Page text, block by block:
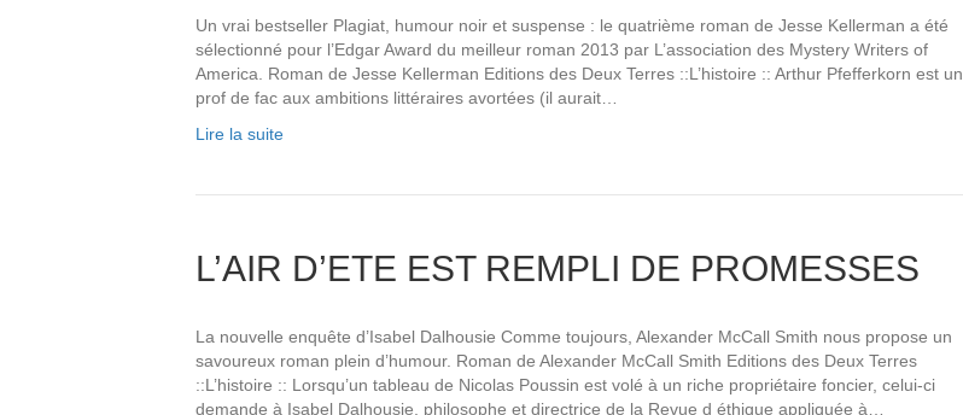
Un vrai bestseller Plagiat, humour noir et suspense : le quatrième roman de Jesse Kellerman a été
sélectionné pour l’Edgar Award du meilleur roman 2013 par L’association des Mystery Writers of
America. Roman de Jesse Kellerman Editions des Deux Terres ::L’histoire :: Arthur Pfefferkorn est un
prof de fac aux ambitions littéraires avortées (il aurait…
Lire la suite
L’AIR D’ETE EST REMPLI DE PROMESSES
La nouvelle enquête d’Isabel Dalhousie Comme toujours, Alexander McCall Smith nous propose un
savoureux roman plein d’humour. Roman de Alexander McCall Smith Editions des Deux Terres
::L’histoire :: Lorsqu’un tableau de Nicolas Poussin est volé à un riche propriétaire foncier, celui-ci
demande à Isabel Dalhousie, philosophe et directrice de la Revue d éthique appliquée à…